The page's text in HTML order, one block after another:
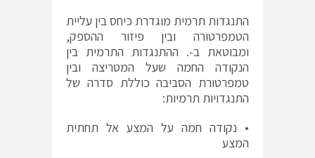
התנגדות תרמית מוגדרת כיחס בין עליית
הטמפרטורה ובין פיזור ההספק,
ומבוטאת ב-. ההתנגדות התרמית בין
הנקודה החמה שעל המטריצה ובין
טמפרטורת הסביבה כוללת סדרה של
התנגדויות תרמיות:
• נקודה חמה על המצע אל תחתית
המצע